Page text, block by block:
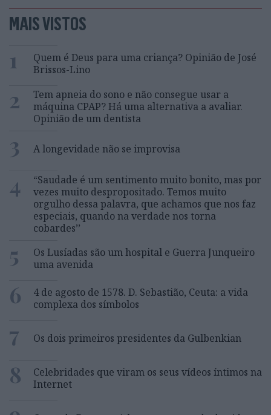
MAIS VISTOS
1
Quem é Deus para uma criança? Opinião de José
Brissos-Lino
2
Tem apneia do sono e não consegue usar a
máquina CPAP? Há uma alternativa a avaliar.
Opinião de um dentista
3 A longevidade não se improvisa
4
“Saudade é um sentimento muito bonito, mas por
vezes muito despropositado. Temos muito
orgulho dessa palavra, que achamos que nos faz
especiais, quando na verdade nos torna
cobardes’’
5
Os Lusíadas são um hospital e Guerra Junqueiro
uma avenida
6
4 de agosto de 1578. D. Sebastião, Ceuta: a vida
complexa dos símbolos
7 Os dois primeiros presidentes da Gulbenkian
8
Celebridades que viram os seus vídeos íntimos na
Internet